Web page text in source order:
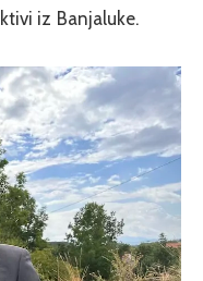
iz Banjaluke.